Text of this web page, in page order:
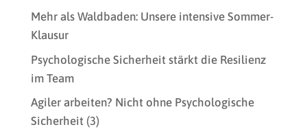
Mehr als Waldbaden: Unsere intensive Sommer-
Klausur
Psychologische Sicherheit stärkt die Resilienz
im Team
Agiler arbeiten? Nicht ohne Psychologische
Sicherheit (3)